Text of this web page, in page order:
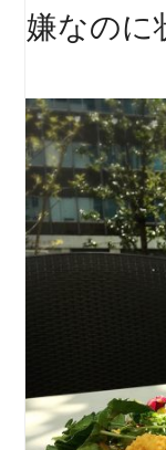
嫌なのに